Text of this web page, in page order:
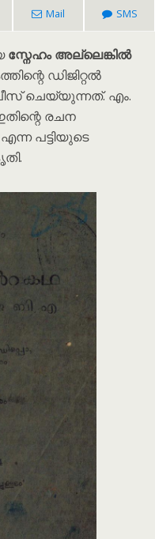
Mail SMS
സ്നേഹം അല്ലെങ്കിൽ
ഡിജിറ്റൽ
ചെയ്യുന്നത്. എം.
രചന
പട്ടിയുടെ